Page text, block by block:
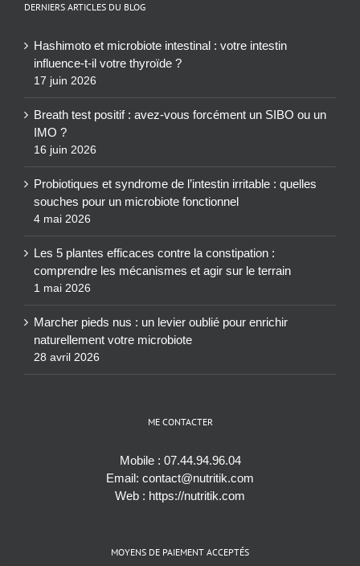
DERNIERS ARTICLES DU BLOG
Hashimoto et microbiote intestinal : votre intestin
influence-t-il votre thyroïde ?
17 juin 2026
Breath test positif : avez-vous forcément un SIBO ou un
IMO ?
16 juin 2026
Probiotiques et syndrome de l’intestin irritable : quelles
souches pour un microbiote fonctionnel
4 mai 2026
Les 5 plantes efficaces contre la constipation :
comprendre les mécanismes et agir sur le terrain
1 mai 2026
Marcher pieds nus : un levier oublié pour enrichir
naturellement votre microbiote
28 avril 2026
ME CONTACTER
Mobile : 07.44.94.96.04
Email: contact@nutritik.com
Web : https://nutritik.com
MOYENS DE PAIEMENT ACCEPTÉS